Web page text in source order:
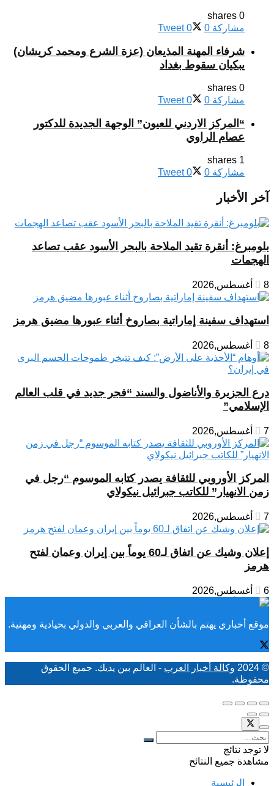
0 shares
مشاركة 0
Tweet 0
شرفاء المهنة المذيعان (عزة الشرع ومحمد كريشان)
يبكيان سقوط بغداد
0 shares
مشاركة 0
Tweet 0
“المركز الاردني للعيون” الوجهة الجديدة للدكتور
عصام الراوي
1 shares
مشاركة 0
Tweet 0
آخر الأخبار
بلومبرغ: أنقرة تقيد الملاحة بالبحر الأسود عقب تصاعد
الهجمات
8 أغسطس,2026
استهداف سفينة إماراتية بصاروخ أثناء عبورها مضيق هرمز
8 أغسطس,2026
درع الجزيرة والأناضول والسند “فجر جديد في قلب العالم
الإسلامي”
7 أغسطس,2026
المركز الأوروبي للثقافة يصدر كتابه الموسوم “رجل في
زمن الانهيار” للكاتب جبرائيل نيكولاي
7 أغسطس,2026
إعلان وشيك عن اتفاق لـ60 يوماً بين إيران وعمان لفتح
هرمز
6 أغسطس,2026
موقع أخباري يهتم بالشأن العراقي والعربي والدولي بحيادية ومهنية.
© 2024 وكالة أخبار العرب - العالم بين يديك. جميع الحقوق
محفوظة.
لا توجد نتائج
مشاهدة جميع النتائح
الرئيسية